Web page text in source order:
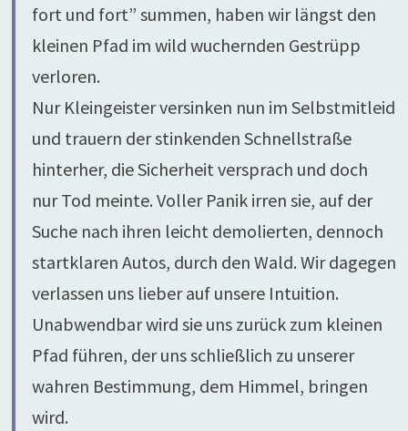
fort und fort” summen, haben wir längst den
kleinen Pfad im wild wuchernden Gestrüpp
verloren.
Nur Kleingeister versinken nun im Selbstmitleid
und trauern der stinkenden Schnellstraße
hinterher, die Sicherheit versprach und doch
nur Tod meinte. Voller Panik irren sie, auf der
Suche nach ihren leicht demolierten, dennoch
startklaren Autos, durch den Wald. Wir dagegen
verlassen uns lieber auf unsere Intuition.
Unabwendbar wird sie uns zurück zum kleinen
Pfad führen, der uns schließlich zu unserer
wahren Bestimmung, dem Himmel, bringen
wird.